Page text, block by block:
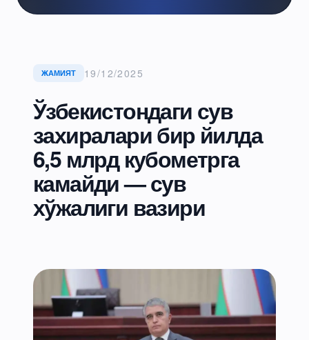
ЖАМИЯТ 19/12/2025
Ўзбекистондаги сув
захиралари бир йилда
6,5 млрд кубометрга
камайди — сув
хўжалиги вазири